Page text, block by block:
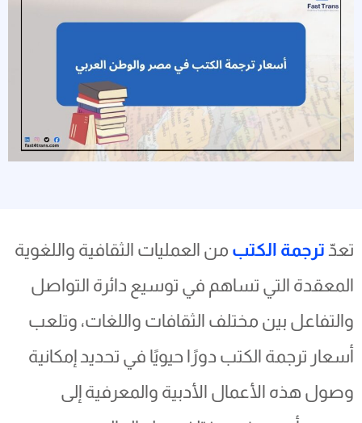
تعدّترجمة الكتبمن العمليات الثقافية واللغوية
المعقدة التي تساهم في توسيع دائرة التواصل
والتفاعل بين مختلف الثقافات واللغات، وتلعب
أسعار ترجمة الكتب دورًا حيويًا في تحديد إمكانية
وصول هذه الأعمال الأدبية والمعرفية إلى